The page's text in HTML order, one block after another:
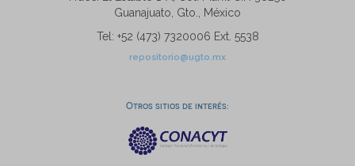
Guanajuato, Gto., México
Tel: +52 (473) 7320006 Ext. 5538
repositorio@ugto.mx
Otros sitios de interés: